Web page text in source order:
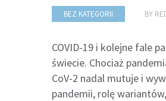
BEZ KATEGORII BY
COVID-19 i kolejne fale
świecie. Chociaż
CoV-2 nadal mutuje i
pandemii, rolę